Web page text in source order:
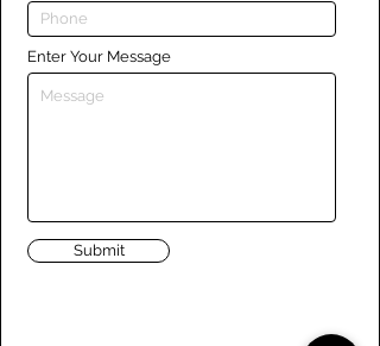
Enter Your Message
Submit